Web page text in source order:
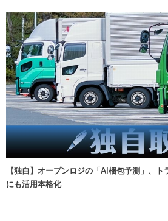
【独自】オープンロジの「AI梱包予測」、
にも活用本格化